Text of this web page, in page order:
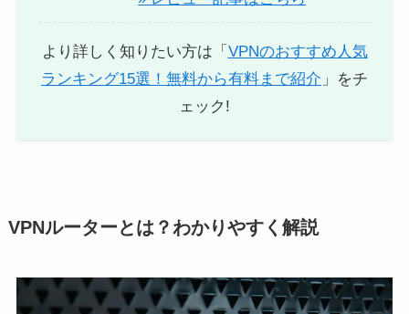
より詳しく知りたい方は「 VPNのおすすめ人気
ランキング15選！無料から有料まで紹介 」をチ
ェック!
VPNルーターとは？わかりやすく解説